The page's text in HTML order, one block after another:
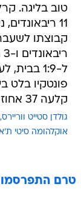
קלעה 37 אחוז מהשדה.
גולדן סטייט ווריירס
אוקלהומה סיטי
טרם התפרסמו